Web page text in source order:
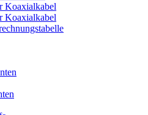
Koaxialkabel
Koaxialkabel